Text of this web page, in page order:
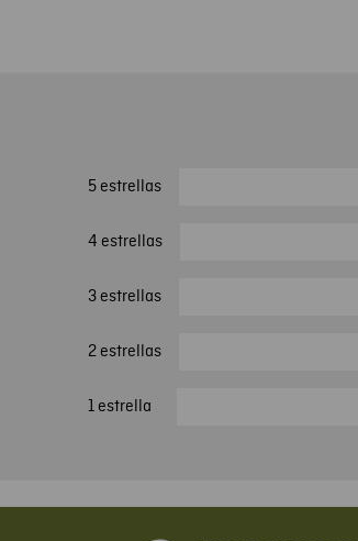
5 estrellas
4 estrellas
3 estrellas
2 estrellas
1 estrella